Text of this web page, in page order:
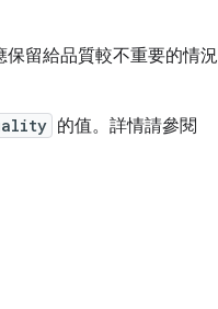
留給品質較不重要的情況
的值。詳情請參閱